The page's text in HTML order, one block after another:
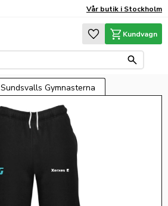
Vår butik i Stockholm
Favoriter
Kundvagn
Sundsvalls Gymnasterna